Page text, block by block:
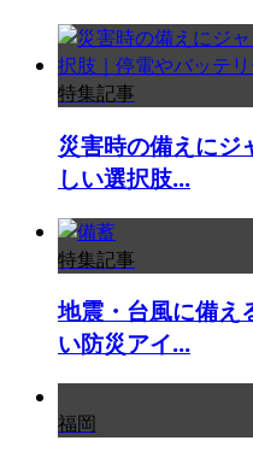
特集記事
災害時の備えにジ
しい選択肢...
特集記事
地震・台風に備え
い防災アイ...
福岡